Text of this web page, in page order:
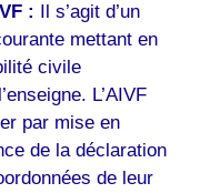
: Il s’agit d’un
mettant en
civile
L’AIVF
par mise en
de la déclaration
de leur